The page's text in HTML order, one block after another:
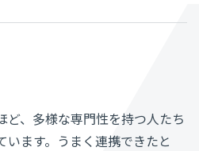
ど、多様な専門性を持つ人たち
います。うまく連携できたと